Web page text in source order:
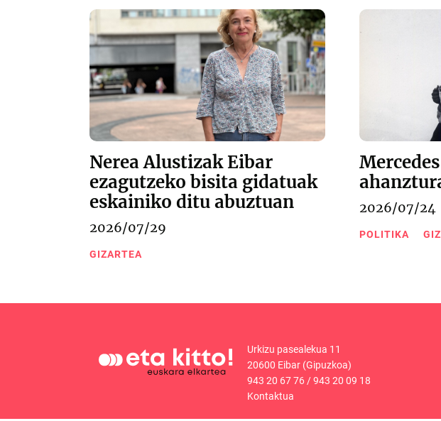
Nerea Alustizak Eibar
ezagutzeko bisita gidatuak
eskainiko ditu abuztuan
2026/07/29
GIZARTEA
2026/07/24
POLITIKA
Urkizu pasealekua 11
20600 Eibar (Gipuzkoa)
943 20 67 76/943 20 09 18
Kontaktua